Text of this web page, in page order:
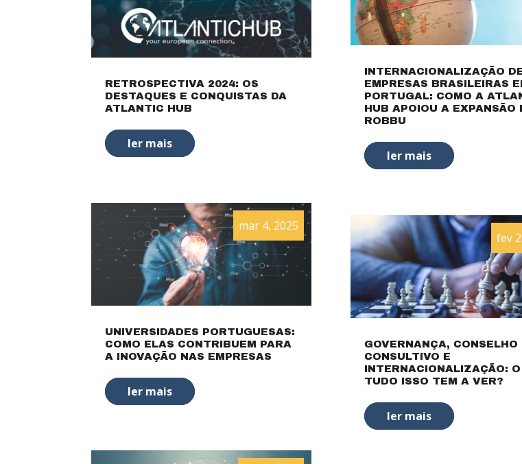
RETROSPECTIVA 2024: OS
DESTAQUES E CONQUISTAS DA
ATLANTIC HUB
ler mais
UNIVERSIDADES PORTUGUESAS:
COMO ELAS CONTRIBUEM PARA
A INOVAÇÃO NAS EMPRESAS
mar 4, 2025
ler mais
INTERNACIONALIZAÇÃO
EMPRESAS BRASILEIRAS
PORTUGAL: COMO A
HUB APOIOU A EXPANSÃO
ROBBU
ler mais
GOVERNANÇA, CONSELHO
CONSULTIVO E
INTERNACIONALIZAÇÃO: O
TUDO ISSO TEM A VER?
fev
ler mais